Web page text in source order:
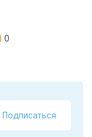
0
Подписаться